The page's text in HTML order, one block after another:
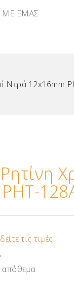
ΜΕ ΕΜΑΣ
Νερά 12x16mm
τις τιμές
απόθεμα